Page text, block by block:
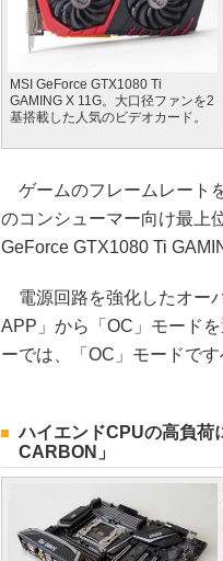
MSI GeForce GTX1080 Ti
GAMING X 11G。大口径ファンを2
基搭載した人気のビデオカード。
ゲームのフレームレート
のコンシューマー向け最上
GeForce GTX1080 Ti
電源回路を強化したオー
APP」から「OC」モード
ーでは、「OC」モードで
ハイエンドCPUの高負荷
CARBON」